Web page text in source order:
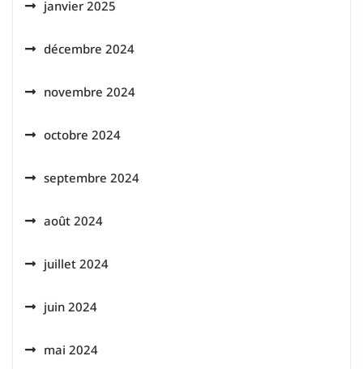
janvier 2025
décembre 2024
novembre 2024
octobre 2024
septembre 2024
août 2024
juillet 2024
juin 2024
mai 2024